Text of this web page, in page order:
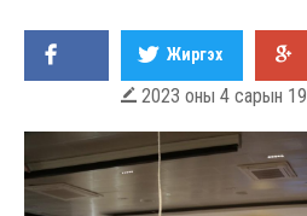
Жиргэх
 2023 оны 4 сарын 19